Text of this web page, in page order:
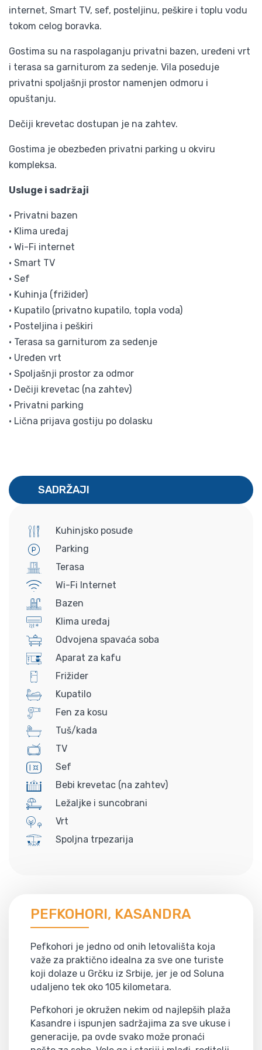
internet, Smart TV, sef, posteljinu, peškire i toplu vodu
tokom celog boravka.
Gostima su na raspolaganju privatni bazen, uređeni vrt
i terasa sa garniturom za sedenje. Vila poseduje
privatni spoljašnji prostor namenjen odmoru i
opuštanju.
Dečiji krevetac dostupan je na zahtev.
Gostima je obezbeđen privatni parking u okviru
kompleksa.
Usluge i sadržaji
• Privatni bazen
• Klima uređaj
• Wi-Fi internet
• Smart TV
• Sef
• Kuhinja (frižider)
• Kupatilo (privatno kupatilo, topla voda)
• Posteljina i peškiri
• Terasa sa garniturom za sedenje
• Uređen vrt
• Spoljašnji prostor za odmor
• Dečiji krevetac (na zahtev)
• Privatni parking
• Lična prijava gostiju po dolasku
SADRŽAJI
Kuhinjsko posuđe
Parking
Terasa
Wi-Fi Internet
Bazen
Klima uređaj
Odvojena spavaća soba
Aparat za kafu
Frižider
Kupatilo
Fen za kosu
Tuš/kada
TV
Sef
Bebi krevetac (na zahtev)
Ležaljke i suncobrani
Vrt
Spoljna trpezarija
PEFKOHORI, KASANDRA
Pefkohori je jedno od onih letovališta koja
važe za praktično idealna za sve one turiste
koji dolaze u Grčku iz Srbije, jer je od Soluna
udaljeno tek oko 105 kilometara.
Pefkohori je okružen nekim od najlepših plaža
Kasandre i ispunjen sadržajima za sve ukuse i
generacije, pa ovde svako može pronaći